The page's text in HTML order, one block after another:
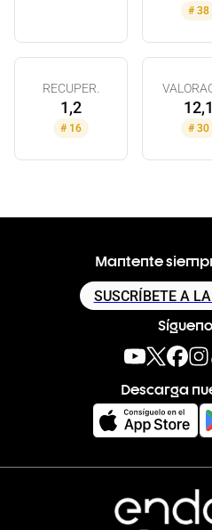
# 38
RECUPER.
1,2
# 16
12,1
# 30
Mantente
SUSCRÍBETE A
Descarga